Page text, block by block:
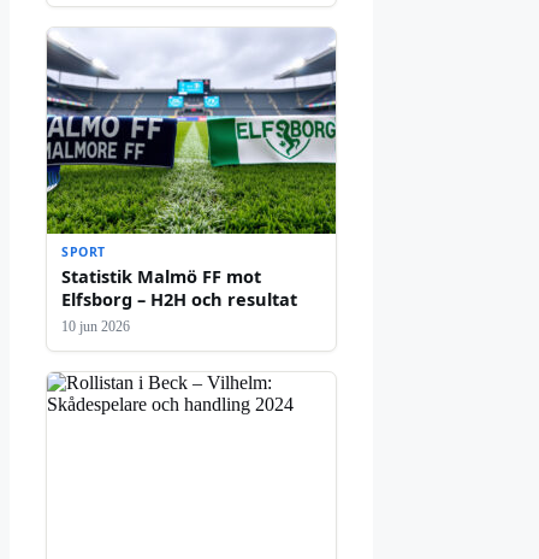
SPORT
Statistik Malmö FF mot
Elfsborg – H2H och resultat
10 jun 2026